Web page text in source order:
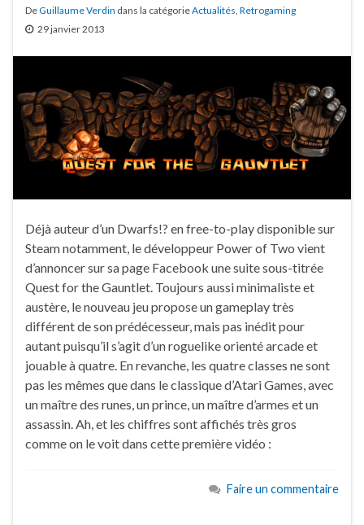
DeGuillaume Verdin dans la catégorieActualités Retrogaming
29 janvier 2013
Déjà auteur d’un Dwarfs!? en free-to-play disponible sur
Steam notamment, le développeur Power of Two vient
d’annoncer sur sa page Facebook une suite sous-titrée
Quest for the Gauntlet. Toujours aussi minimaliste et
austère, le nouveau jeu propose un gameplay très
différent de son prédécesseur, mais pas inédit pour
autant puisqu’il s’agit d’un roguelike orienté arcade et
jouable à quatre. En revanche, les quatre classes ne sont
pas les mêmes que dans le classique d’Atari Games, avec
un maître des runes, un prince, un maître d’armes et un
assassin. Ah, et les chiffres sont affichés très gros
comme on le voit dans cette première vidéo :
Faire un commentaire